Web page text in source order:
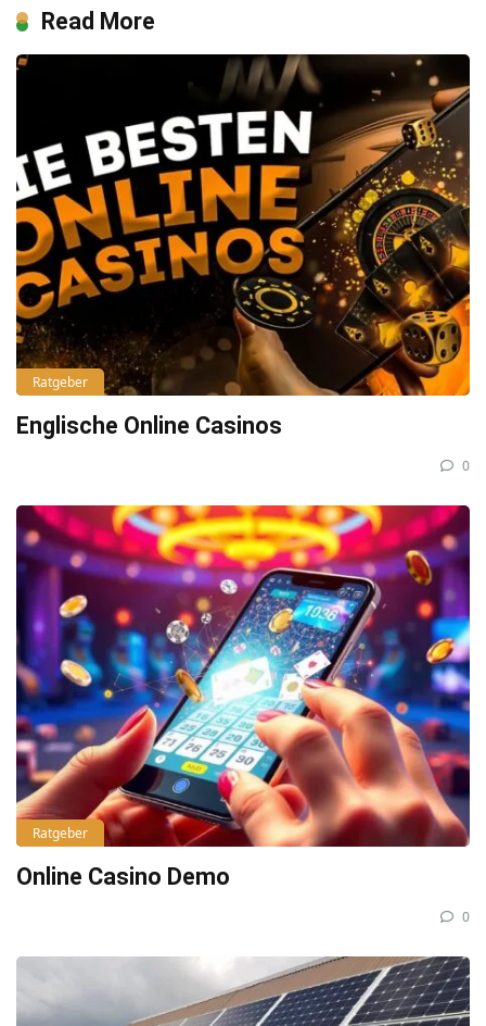
Read More
Ratgeber
Englische Online Casinos
0
Ratgeber
Online Casino Demo
0